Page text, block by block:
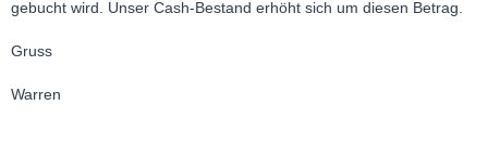
gebucht wird. Unser Cash-Bestand erhöht sich um diesen Betrag.
Gruss
Warren